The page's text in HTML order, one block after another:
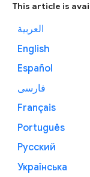
This article is
العربية
English
Español
فارسی
Français
Português
Русский
Українська